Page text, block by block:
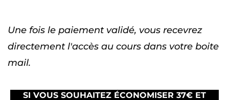
Une fois le paiement validé, vous recevrez
directement l'accès au cours dans votre boite
mail.
SI VOUS SOUHAITEZ ÉCONOMISER 37€ ET